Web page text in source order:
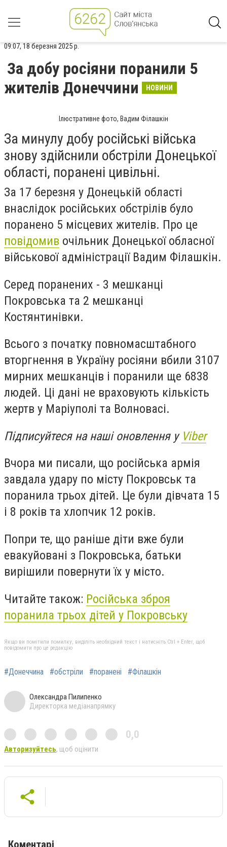
09:07, 18 березня 2025 р.
За добу росіяни поранили 5
жителів Донеччини
НОВИНИ
Ілюстративне фото, Вадим Філашкін
За минулу добу російські війська
знову здійснили обстріли Донецької
області, поранені цивільні.
За 17 березня у Донецькій області
внаслідок російських обстрілів було
поранено 5 місцевих жителів. Про це
повідомив очільник Донецької обласної
військової адміністрації Вадим Філашкін.
Серед поранених - 3 мешканці
Покровська та 2 мешканці
Костянтинівки.
Всього з початку повномасштабного
вторгнення в Україну росіяни вбили 3107
мирних мешканців і поранили ще 6838
людей. Ці дані не враховують кількість
жертв у Маріуполі та Волновасі.
Підписуйтеся на наші оновлення у Viber
Вчора ми писали, що російська армія
завдала удару по місту Покровськ та
поранила трьох дітей. Це були дівчата 15
і 8 років та хлопчик 12 років.
Попри те, що раніше діти вже були
евакуйовані з Покровська, батьки
вирішили повернути їх у місто.
Читайте також: Російська зброя
поранила трьох дітей у Покровську
Якщо ви помітили помилку, виділіть необхідний текст і натисніть Ctrl + Enter, щоб
повідомити про це редакцію
#Донеччина #обстріли #поранені #Філашкін
Олександра Пилипенко
Директорка медіанапрямку
0,0
Авторизуйтесь, щоб оцінити
Коментарі